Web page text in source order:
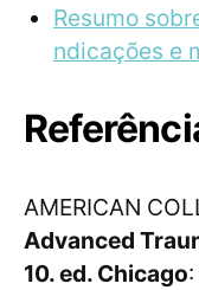
Resumo
ndicações e
AMERICAN
Advanced
10. ed. Chicago